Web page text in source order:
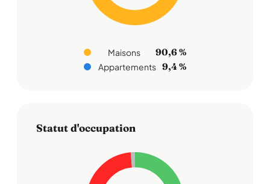
Maisons 90,6 %
Appartements 9,4 %
Statut d'occupation